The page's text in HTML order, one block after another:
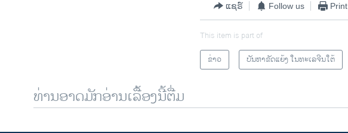
ແຊຣ໌ Follow us Print
This item is part of
ຂ່າວ
ບັນຫາຂັດແຍ້ງ ໃນທະເລຈີນໃຕ້
ທ່ານອາດມັກອ່ານເລື້ອງນີ້ຕື່ມ